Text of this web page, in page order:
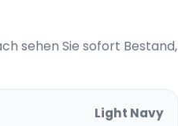
sehen Sie sofort Bestand,
Light Navy